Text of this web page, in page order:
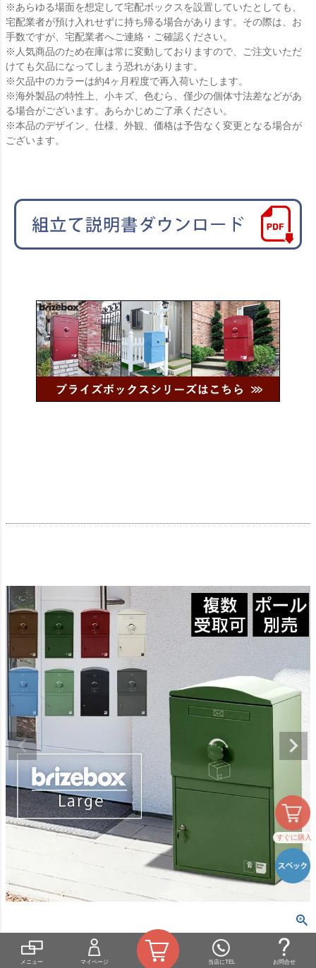
すぐに購入
※あらゆる場面を想定して宅配ボックスを設置していたとしても、
宅配業者が預け入れせずに持ち帰る場合があります。その際は、お
手数ですが、宅配業者へご連絡・ご確認ください。
※人気商品のため在庫は常に変動しておりますので、ご注文いただ
けても欠品になってしまう恐れがあります。
※欠品中のカラーは約4ヶ月程度で再入荷いたします。
※海外製品の特性上、小キズ、色むら、僅少の個体寸法差などがあ
る場合がございます。あらかじめご了承ください。
※本品のデザイン、仕様、外観、価格は予告なく変更となる場合が
ございます。
メニュー マイページ 当店にTEL お問合せ